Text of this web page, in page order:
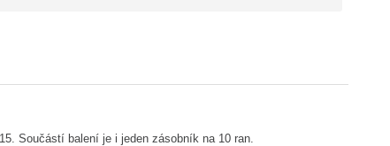
Součástí balení je i jeden zásobník na 10 ran.